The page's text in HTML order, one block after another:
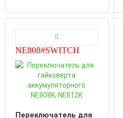
NE808#SWITCH
Переключатель для